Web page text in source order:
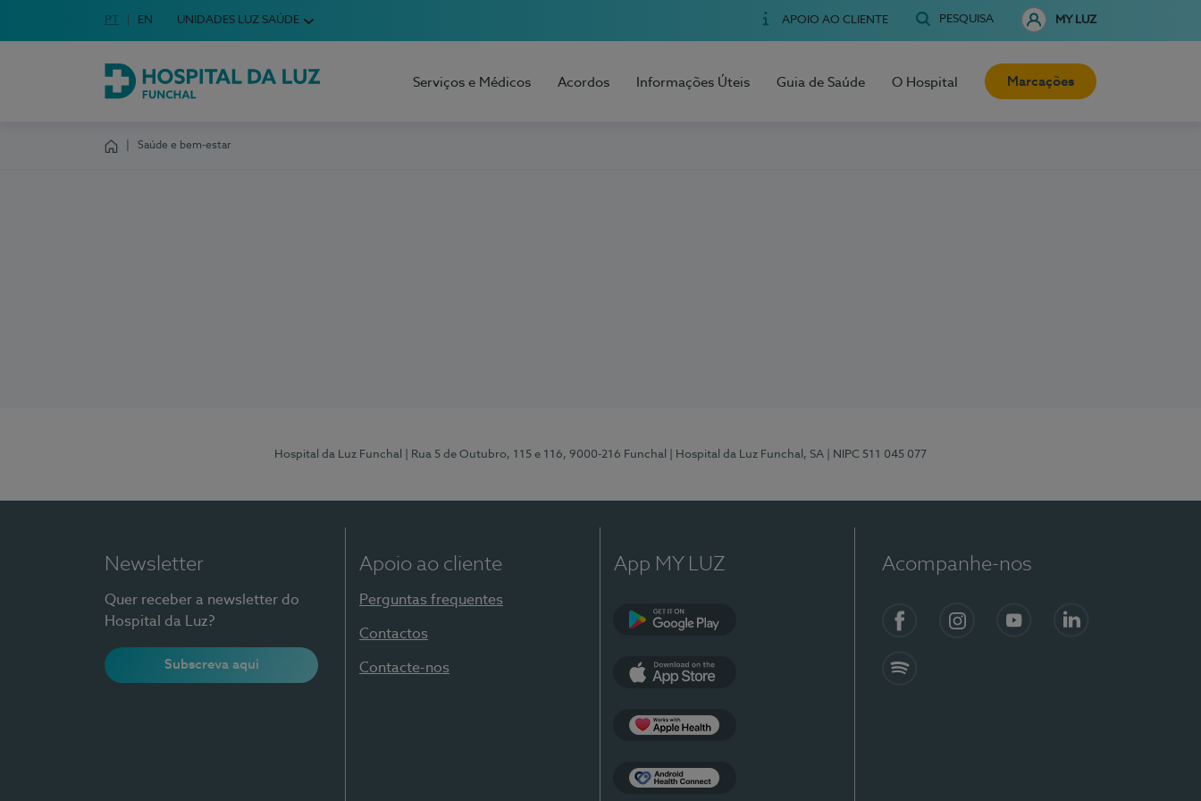
Escolha o seu idioma
Idioma em Português
PT English Language
EN UNIDADES LUZ SAÚDE APOIO AO CLIENTE PESQUISA MY LUZ
Hospital da Luz Funchal
Serviços e Médicos Acordos Informações Úteis Guia de Saúde O Hospital Marcações
Saúde e bem-estar
Hospital da Luz Funchal | Rua 5 de Outubro, 115 e 116, 9000-216 Funchal | Hospital da Luz Funchal, SA | NIPC 511 045 077
Newsletter
Quer receber a newsletter do
Hospital da Luz?
Subscreva aqui
Apoio ao cliente
Perguntas frequentes
Contactos
Contacte-nos
App MY LUZ Acompanhe-nos